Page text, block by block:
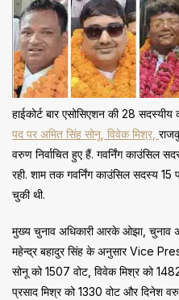
हाईकोर्ट बार एसोसिएशन की 28 सदस्यीय
पद पर अमित सिंह सोनू, विवेक मिश्र,
वरुण निर्वाचित हुए हैं. गवर्निंग काउंसिल
रही. शाम तक गवर्निंग काउंसिल सदस्य 15
चुकी थी.
मुख्य चुनाव अधिकारी आरके ओझा, चुनाव
महेन्द्र बहादुर सिंह के अनुसार Vice
सोनू को 1507 वोट, विवेक मिश्र को
प्रसाद मिश्र को 1330 वोट और दिनेश